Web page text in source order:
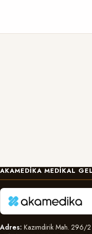
AKAMEDIKA MEDIKAL
Adres: Kazımdirik Mah. 296/